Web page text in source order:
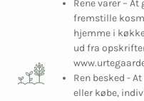
Rene varer –
fremstille
hjemme i
ud fra
Ren besked -
eller købe,